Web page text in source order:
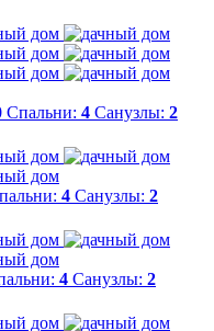
Спальни: 4 Санузлы: 2
4 Санузлы: 2
4 Санузлы: 2